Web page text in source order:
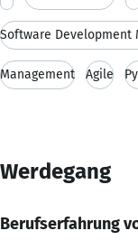
Software Development
Management Agile
Werdegang
Berufserfahrung